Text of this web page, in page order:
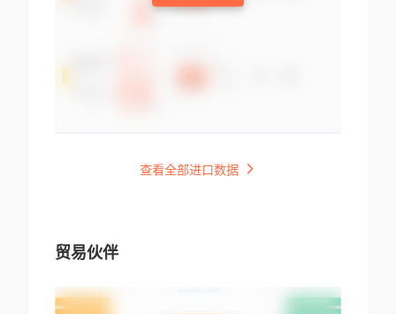
查看全部进口数据
贸易伙伴